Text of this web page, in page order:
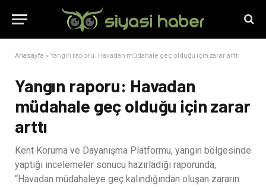
Anasayfa » Yangın raporu: Havadan müdahale geç olduğu için zarar arttı
Yangın raporu: Havadan
müdahale geç olduğu için zarar
arttı
Kent Koruma ve Dayanışma Platformu, yangın bölgesinde
yaptığı incelemeler sonucu hazırladığı raporunda,
“Havadan müdahaleye geç kalındığından oluşan zararın